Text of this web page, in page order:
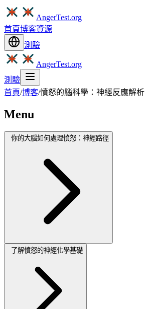
AngerTest.org
首頁博客資源
測驗
AngerTest.org
測驗
首頁/博客/憤怒的腦科學：神經反應解析
Menu
你的大腦如何處理憤怒：神經路徑
了解憤怒的神經化學基礎